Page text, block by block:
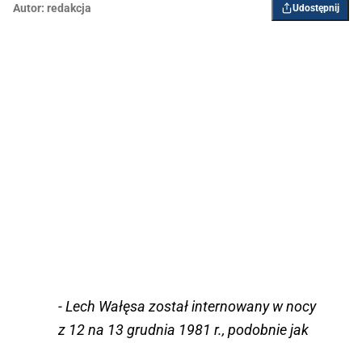
Autor: redakcja Udostępnij
- Lech Wałęsa został internowany w nocy
z 12 na 13 grudnia 1981 r., podobnie jak